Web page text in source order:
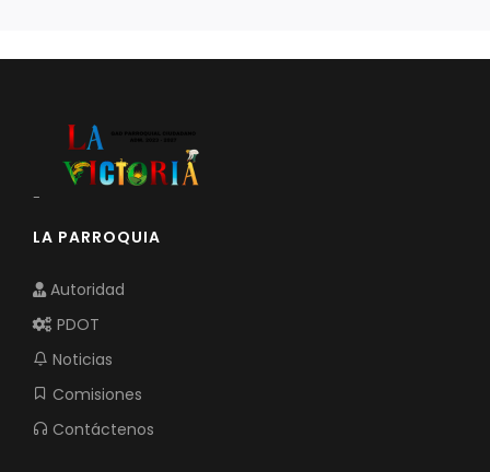
-
LA PARROQUIA
Autoridad
PDOT
Noticias
Comisiones
Contáctenos